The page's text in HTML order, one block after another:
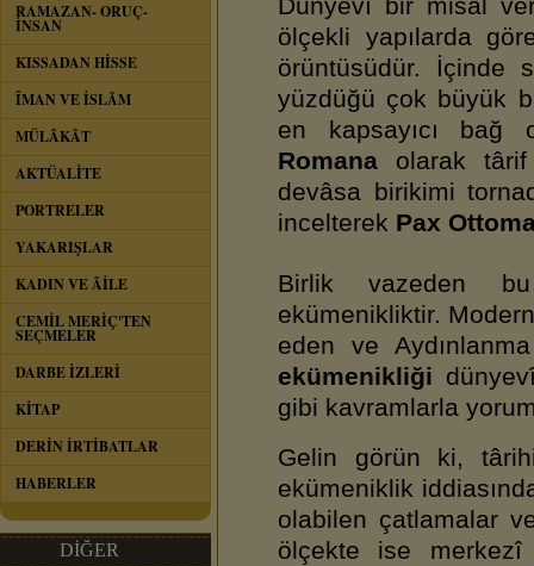
RAMAZAN- ORUÇ-
İNSAN
KISSADAN HİSSE
ÎMAN VE İSLÂM
MÜLÂKÂT
AKTÜALİTE
PORTRELER
YAKARIŞLAR
KADIN VE ÂİLE
CEMİL MERİÇ'TEN
SEÇMELER
DARBE İZLERİ
KİTAP
DERİN İRTİBATLAR
HABERLER
DİĞER
Dünyevî bir misâl
ölçekli yapılarda
örüntüsüdür. İçinde
yüzdüğü çok büyük
en kapsayıcı bağ
Romana olarak
devâsa birikimi
incelterek Pax
Birlik vazeden
ekümenikliktir.
eden ve
ekümenikliği
gibi kavramlarla
Gelin görün ki,
ekümeniklik
olabilen çatlamalar
ölçekte ise merkezî